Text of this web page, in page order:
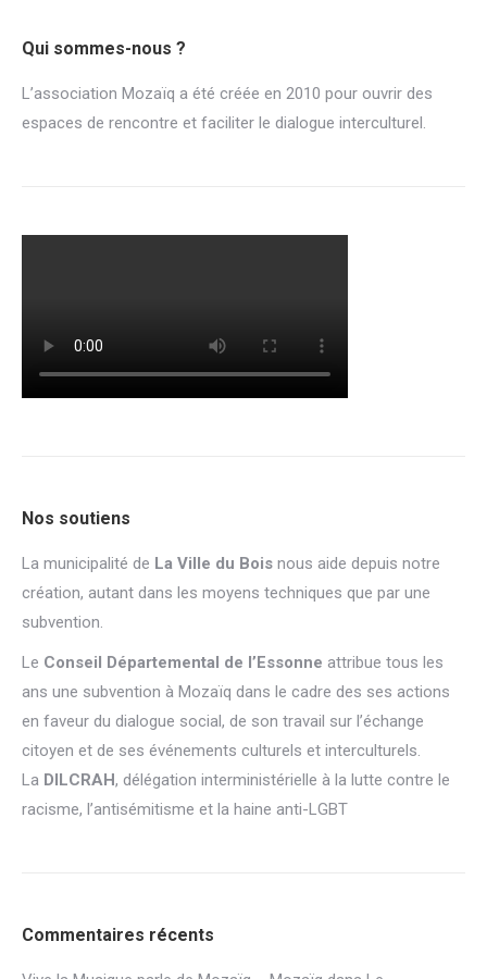
Qui sommes-nous ?
L’association Mozaïq a été créée en 2010 pour ouvrir des
espaces de rencontre et faciliter le dialogue interculturel.
Nos soutiens
La municipalité de La Ville du Bois nous aide depuis notre
création, autant dans les moyens techniques que par une
subvention.
Le Conseil Départemental de l’Essonne attribue tous les
ans une subvention à Mozaïq dans le cadre des ses actions
en faveur du dialogue social, de son travail sur l’échange
citoyen et de ses événements culturels et interculturels.
La DILCRAH, délégation interministérielle à la lutte contre le
racisme, l’antisémitisme et la haine anti-LGBT
Commentaires récents